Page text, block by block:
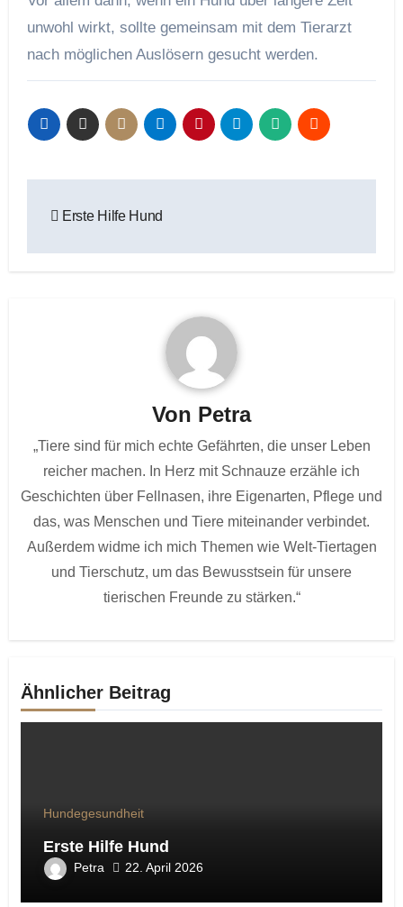
unwohl wirkt, sollte gemeinsam mit dem Tierarzt
nach möglichen Auslösern gesucht werden.
Erste Hilfe Hund
Von Petra
„Tiere sind für mich echte Gefährten, die unser Leben
reicher machen. In Herz mit Schnauze erzähle ich
Geschichten über Fellnasen, ihre Eigenarten, Pflege und
das, was Menschen und Tiere miteinander verbindet.
Außerdem widme ich mich Themen wie Welt-Tiertagen
und Tierschutz, um das Bewusstsein für unsere
tierischen Freunde zu stärken.“
Ähnlicher Beitrag
Hundegesundheit
Erste Hilfe Hund
Petra 22. April 2026